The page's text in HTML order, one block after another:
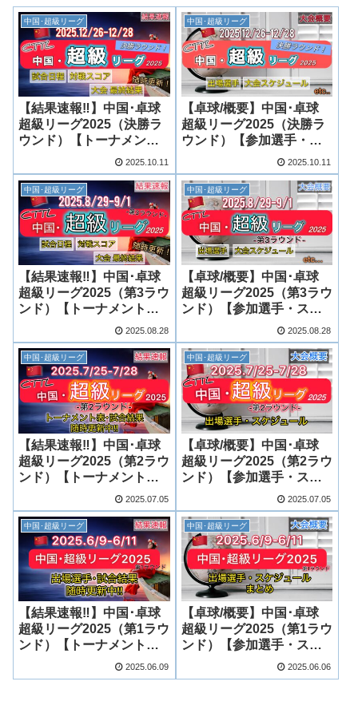
中国･超級リーグ
【結果速報‼︎】中国･卓球
超級リーグ2025（決勝ラ
ウンド）【トーナメント
表・日本人結果まとめ】
2025.10.11
中国･超級リーグ
【卓球/概要】中国･卓球
超級リーグ2025（決勝ラ
ウンド）【参加選手・ス
ケジュールまとめ】2025.10.11
中国･超級リーグ
【結果速報‼︎】中国･卓球
超級リーグ2025（第3ラウ
ンド）【トーナメント
表・日本人結果まとめ】
2025.08.28
中国･超級リーグ
【卓球/概要】中国･卓球
超級リーグ2025（第3ラウ
ンド）【参加選手・スケ
ジュールまとめ】 2025.08.28
中国･超級リーグ
【結果速報‼︎】中国･卓球
超級リーグ2025（第2ラウ
ンド）【トーナメント
表・日本人結果まとめ】
2025.07.05
中国･超級リーグ
【卓球/概要】中国･卓球
超級リーグ2025（第2ラウ
ンド）【参加選手・スケ
ジュールまとめ】 2025.07.05
中国･超級リーグ
【結果速報‼︎】中国･卓球
超級リーグ2025（第1ラウ
ンド）【トーナメント
表・日本人結果まとめ】
2025.06.09
中国･超級リーグ
【卓球/概要】中国･卓球
超級リーグ2025（第1ラウ
ンド）【参加選手・スケ
ジュールまとめ】 2025.06.06